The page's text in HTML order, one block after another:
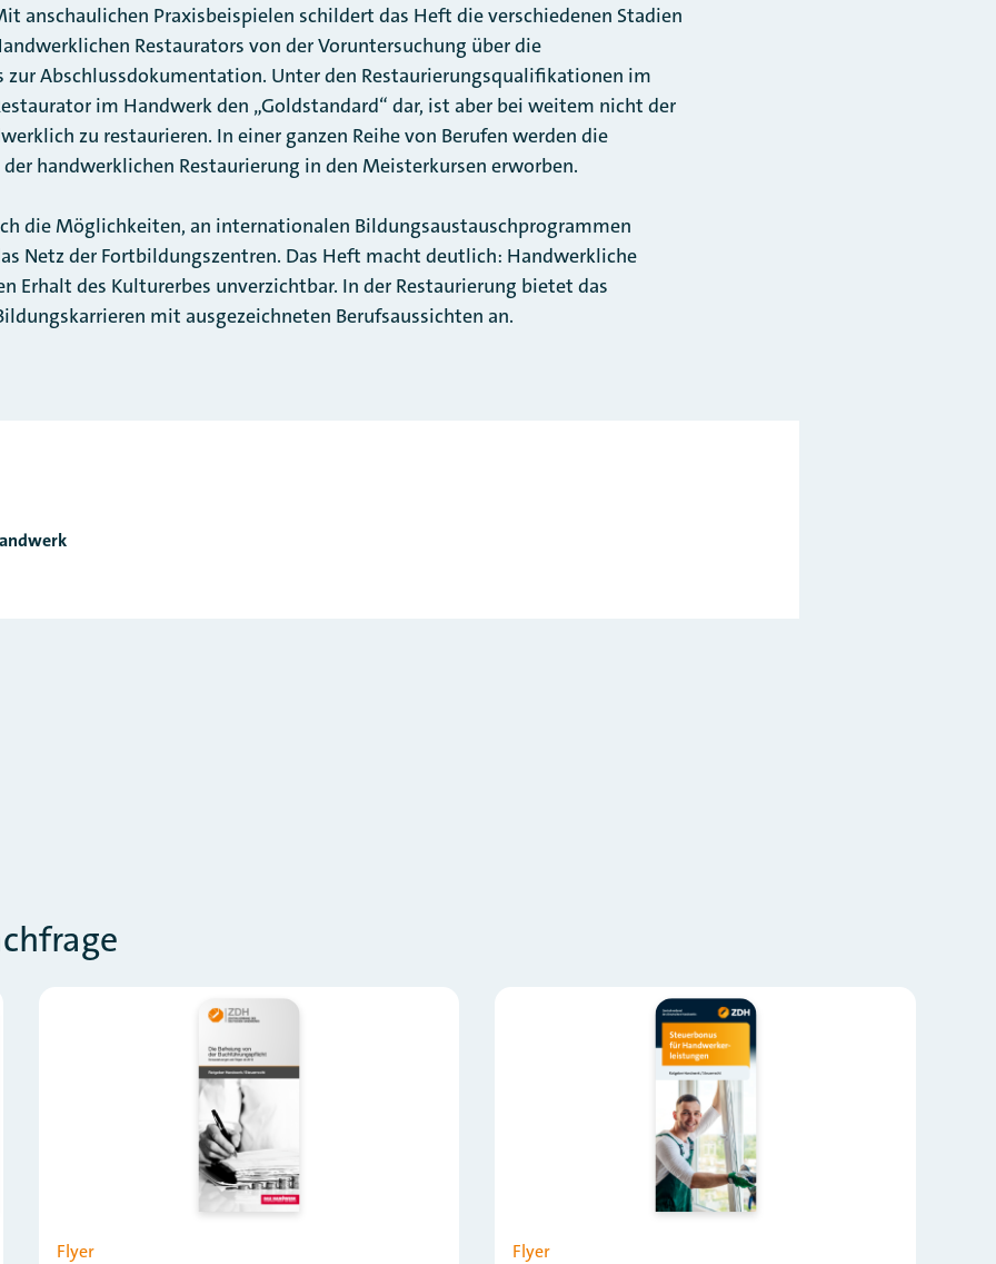
anschaulichen Praxisbeispielen schildert das Heft die verschiedenen Stadien
Restaurators von der Voruntersuchung über die
Abschlussdokumentation. Unter den Restaurierungsqualifikationen im
im Handwerk den „Goldstandard“ dar, ist aber bei weitem nicht der
zu restaurieren. In einer ganzen Reihe von Berufen werden die
handwerklichen Restaurierung in den Meisterkursen erworben.
die Möglichkeiten, an internationalen Bildungsaustauschprogrammen
Netz der Fortbildungszentren. Das Heft macht deutlich: Handwerkliche
Erhalt des Kulturerbes unverzichtbar. In der Restaurierung bietet das
mit ausgezeichneten Berufsaussichten an.
Flyer Flyer